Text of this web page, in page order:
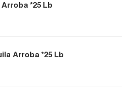
*25 Lb
Arroba *25 Lb